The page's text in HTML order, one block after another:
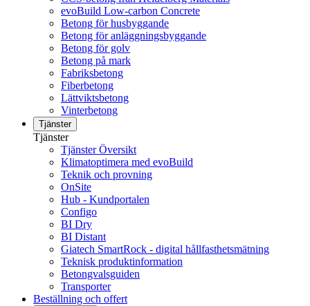
evoBuild Low-carbon Concrete
Betong för husbyggande
Betong för anläggningsbyggande
Betong för golv
Betong på mark
Fabriksbetong
Fiberbetong
Lättviktsbetong
Vinterbetong
Tjänster
Tjänster
Tjänster Översikt
Klimatoptimera med evoBuild
Teknik och provning
OnSite
Hub - Kundportalen
Configo
BI Dry
BI Distant
Giatech SmartRock - digital hållfasthetsmätning
Teknisk produktinformation
Betongvalsguiden
Transporter
Beställning och offert